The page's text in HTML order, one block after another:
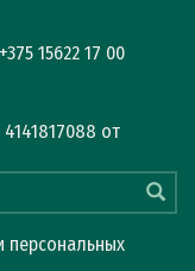
15622 17 00
от
персональных